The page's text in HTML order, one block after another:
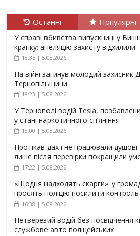
Останні Популярні
У справі вбивства випускниці у
крапку: апеляцію захисту відхилили
18:35 | 5.08.2026
На війні загинув молодий захисник
Тернопільщини
18:23 | 5.08.2026
У Тернополі водій Tesla,
у стані наркотичного сп’яніння
18:00 | 5.08.2026
Протікав дах і не працювали
лише після перевірки покращили
17:22 | 5.08.2026
«Щодня надходять скарги»: у
просять поліцію посилити
16:38 | 5.08.2026
Нетверезий водій без посвідчення
службове авто поліцейських